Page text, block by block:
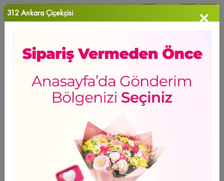
Anasayfa>Kalbin Aynası
HAFTANIN ÜRÜNÜ
312 Ankara Çiçekçisi ×